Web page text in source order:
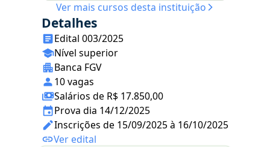
Ver mais cursos desta instituição
Detalhes
Edital 003/2025
Nível superior
Banca FGV
10 vagas
Salários de R$ 17.850,00
Prova dia 14/12/2025
Inscrições de 15/09/2025 à 16/10/2025
Ver edital